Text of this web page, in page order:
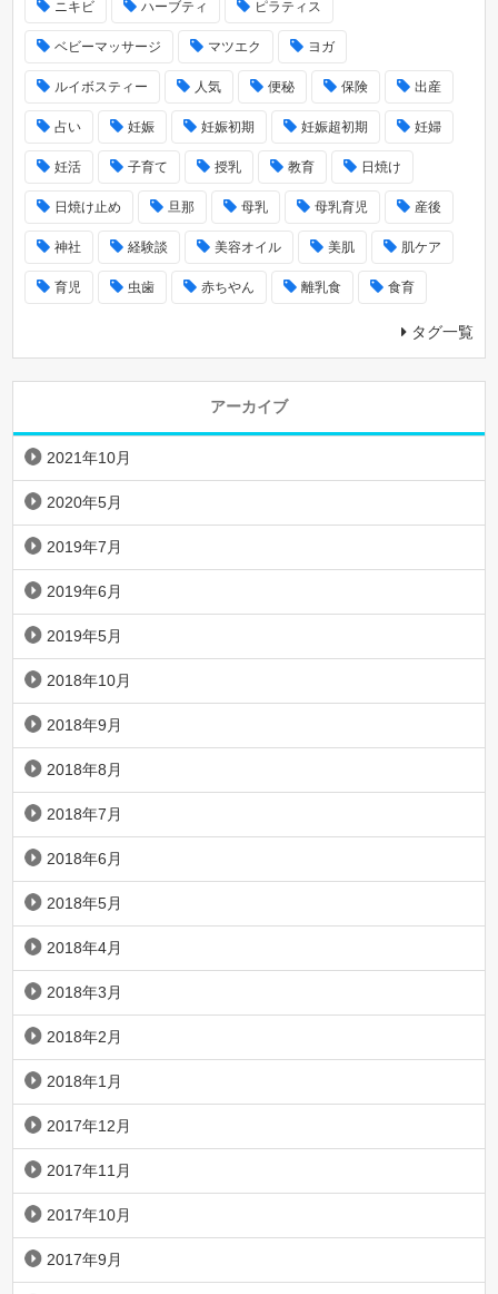
ニキビ ハーブティ ピラティス
ベビーマッサージ マツエク ヨガ
ルイボスティー 人気 便秘 保険 出産
占い 妊娠 妊娠初期 妊娠超初期 妊婦
妊活 子育て 授乳 教育 日焼け
日焼け止め 旦那 母乳 母乳育児 産後
神社 経験談 美容オイル 美肌 肌ケア
育児 虫歯 赤ちやん 離乳食 食育
タグ一覧
アーカイブ
2021年10月
2020年5月
2019年7月
2019年6月
2019年5月
2018年10月
2018年9月
2018年8月
2018年7月
2018年6月
2018年5月
2018年4月
2018年3月
2018年2月
2018年1月
2017年12月
2017年11月
2017年10月
2017年9月